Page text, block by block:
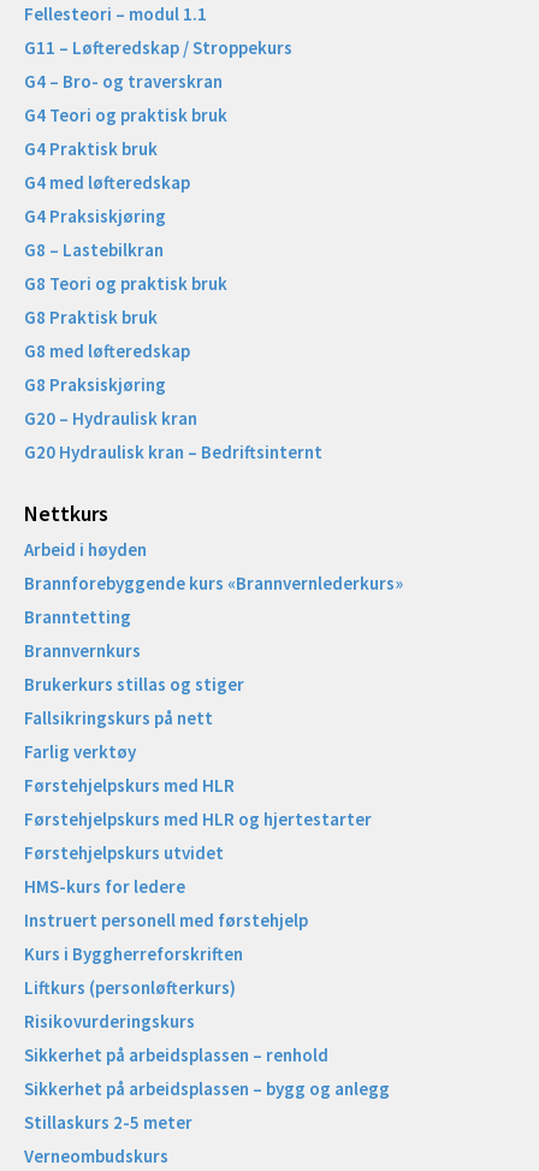
Fellesteori – modul 1.1
G11 – Løfteredskap / Stroppekurs
G4 – Bro- og traverskran
G4 Teori og praktisk bruk
G4 Praktisk bruk
G4 med løfteredskap
G4 Praksiskjøring
G8 – Lastebilkran
G8 Teori og praktisk bruk
G8 Praktisk bruk
G8 med løfteredskap
G8 Praksiskjøring
G20 – Hydraulisk kran
G20 Hydraulisk kran – Bedriftsinternt
Nettkurs
Arbeid i høyden
Brannforebyggende kurs «Brannvernlederkurs»
Branntetting
Brannvernkurs
Brukerkurs stillas og stiger
Fallsikringskurs på nett
Farlig verktøy
Førstehjelpskurs med HLR
Førstehjelpskurs med HLR og hjertestarter
Førstehjelpskurs utvidet
HMS-kurs for ledere
Instruert personell med førstehjelp
Kurs i Byggherreforskriften
Liftkurs (personløfterkurs)
Risikovurderingskurs
Sikkerhet på arbeidsplassen – renhold
Sikkerhet på arbeidsplassen – bygg og anlegg
Stillaskurs 2-5 meter
Verneombudskurs